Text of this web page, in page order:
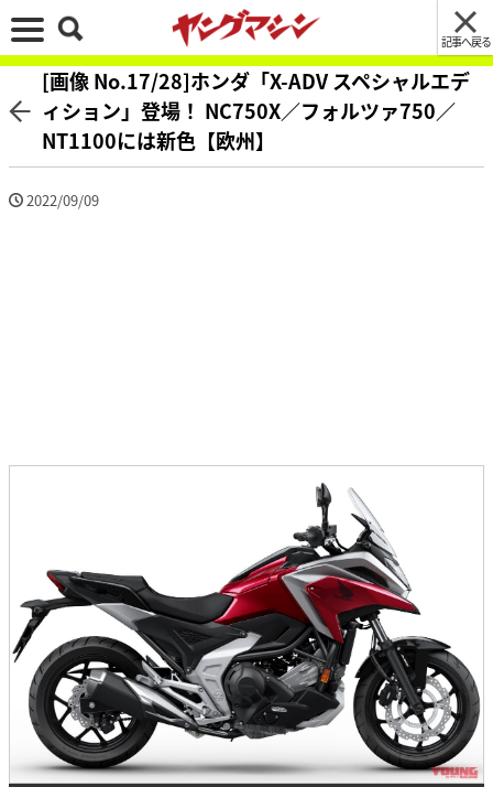
記事へ戻る
[画像 No.17/28]ホンダ「X-ADV スペシャルエデ
ィション」登場！ NC750X／フォルツァ750／
NT1100には新色【欧州】
2022/09/09